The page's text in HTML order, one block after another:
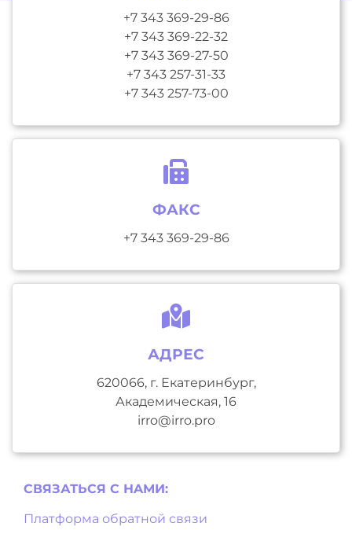
+7 343 369-29-86
+7 343 369-22-32
+7 343 369-27-50
+7 343 257-31-33
+7 343 257-73-00
ФАКС
+7 343 369-29-86
АДРЕС
620066, г. Екатеринбург,
Академическая, 16
irro@irro.pro
СВЯЗАТЬСЯ С НAМИ:
Платформа обратной связи